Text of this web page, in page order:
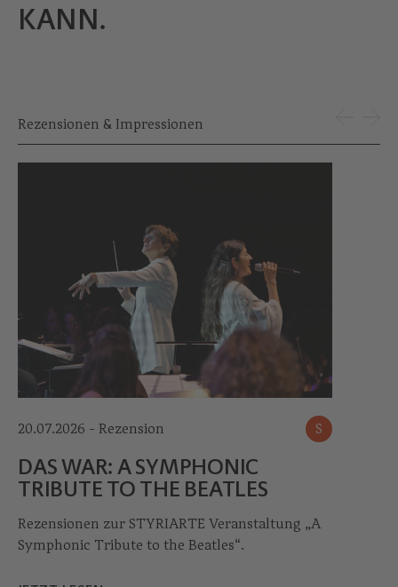
KANN.
Rezensionen & Impressionen
20.07.2026 - Rezension S
DAS WAR: A SYMPHONIC
TRIBUTE TO THE BEATLES
Rezensionen zur STYRIARTE Veranstaltung „A
Symphonic Tribute to the Beatles“.